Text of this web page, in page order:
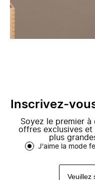
Inscrivez-
Soyez le premier à
offres exclusives et
plus
J'aime la mode